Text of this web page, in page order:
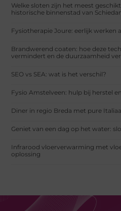
Welke sloten zijn het meest
historische binnenstad van
Fysiotherapie Joure: eerlijk werken
Brandwerend coaten: hoe deze
vermindert en de duurzaamheid
SEO vs SEA: wat is het verschil?
Fysio Amstelveen: hulp bij herstel
Diner in regio Breda met pure
Geniet van een dag op het water:
Infrarood vloerverwarming met
oplossing